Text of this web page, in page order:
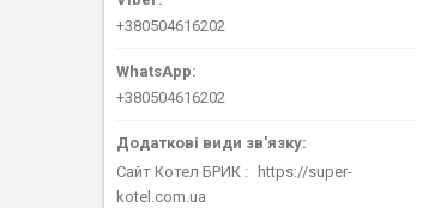
+380504616202
+380504616202
Сайт Котел БРИК
https://super-
kotel.com.ua